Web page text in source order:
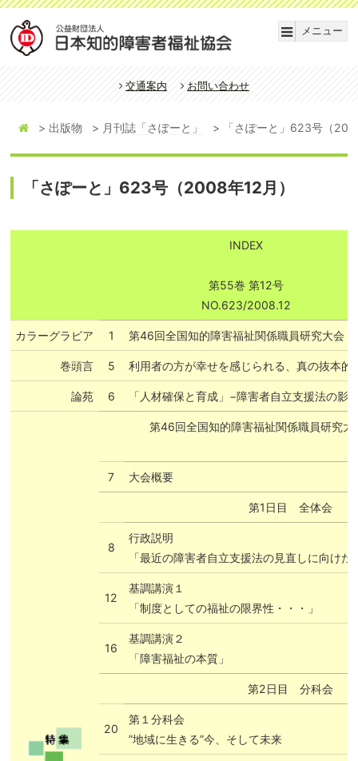
メニュー
交通案内 お問い合わせ
出版物 月刊誌「さぽーと」 「さぽーと」623号（
「さぽーと」623号（2008年12月）
INDEX
第55巻 第12号
NO.623/2008.12
カラーグラビア 1 第46回全国知的障害福祉関係職員研究大会
巻頭言 5 利用者の方が幸せを感じられる、真の抜本的
論苑 6 「人材確保と育成」−障害者自立支援法の影
第46回全国知的障害福祉関係職員研究大
7 大会概要
第1日目 全体会
8
行政説明
「最近の障害者自立支援法の見直しに向けた
12
基調講演１
「制度としての福祉の限界性・・・」
16
基調講演２
「障害福祉の本質」
第2日目 分科会
20
第１分科会
”地域に生きる”今、そして未来